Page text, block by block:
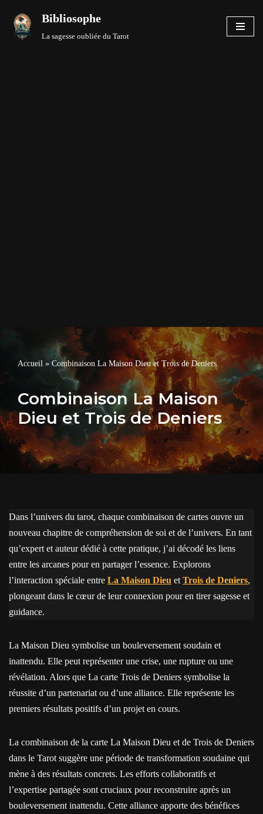
Aller
Bibliosophe
La sagesse oubliée du Tarot
Accueil »Combinaison La Maison Dieu et Trois de Deniers
Combinaison La Maison
Dieu et Trois de Deniers
Dans l’univers du tarot, chaque combinaison de cartes ouvre un
nouveau chapitre de compréhension de soi et de l’univers. En tant
qu’expert et auteur dédié à cette pratique, j’ai décodé les liens
entre les arcanes pour en partager l’essence. Explorons
l’interaction spéciale entre La Maison Dieu et Trois de Deniers,
plongeant dans le cœur de leur connexion pour en tirer sagesse et
guidance.
La Maison Dieu symbolise un bouleversement soudain et
inattendu. Elle peut représenter une crise, une rupture ou une
révélation. Alors que La carte Trois de Deniers symbolise la
réussite d’un partenariat ou d’une alliance. Elle représente les
premiers résultats positifs d’un projet en cours.
La combinaison de la carte La Maison Dieu et de Trois de Deniers
dans le Tarot suggère une période de transformation soudaine qui
mène à des résultats concrets. Les efforts collaboratifs et
l’expertise partagée sont cruciaux pour reconstruire après un
bouleversement inattendu. Cette alliance apporte des bénéfices